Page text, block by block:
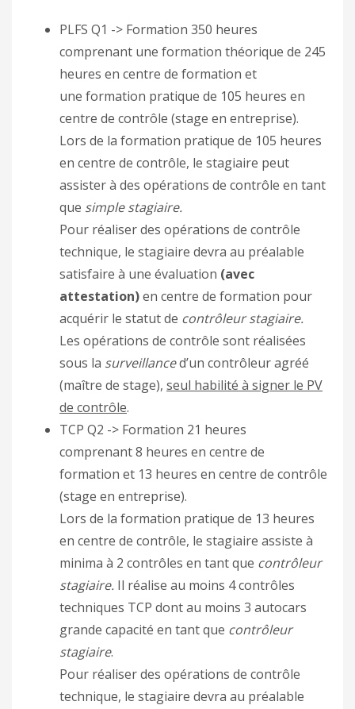
PLFS Q1 -> Formation 350 heures
comprenant une formation théorique de 245
heures en centre de formation et
une formation pratique de 105 heures en
centre de contrôle (stage en entreprise).
Lors de la formation pratique de 105 heures
en centre de contrôle, le stagiaire peut
assister à des opérations de contrôle en tant
que simple stagiaire.
Pour réaliser des opérations de contrôle
technique, le stagiaire devra au préalable
satisfaire à une évaluation (avec
attestation)en centre de formation pour
acquérir le statut de contrôleur stagiaire.
Les opérations de contrôle sont réalisées
sous la surveillanced’un contrôleur agréé
(maître de stage), seul habilité à signer le PV
de contrôle.
TCP Q2 -> Formation 21 heures
comprenant 8 heures en centre de
formation et 13 heures en centre de contrôle
(stage en entreprise).
Lors de la formation pratique de 13 heures
en centre de contrôle, le stagiaire assiste à
minima à 2 contrôles en tant que contrôleur
stagiaire. Il réalise au moins 4 contrôles
techniques TCP dont au moins 3 autocars
grande capacité en tant que contrôleur
stagiaire.
Pour réaliser des opérations de contrôle
technique, le stagiaire devra au préalable